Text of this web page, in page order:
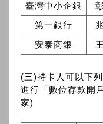
臺灣中小企銀
第一銀行
安泰商銀
(三)持卡人可以下
進行「數位存款開
家)